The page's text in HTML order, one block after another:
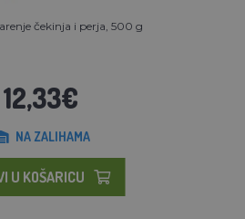
čekinja i perja, 500 g
12,33€
NA ZALIHAMA
U KOŠARICU